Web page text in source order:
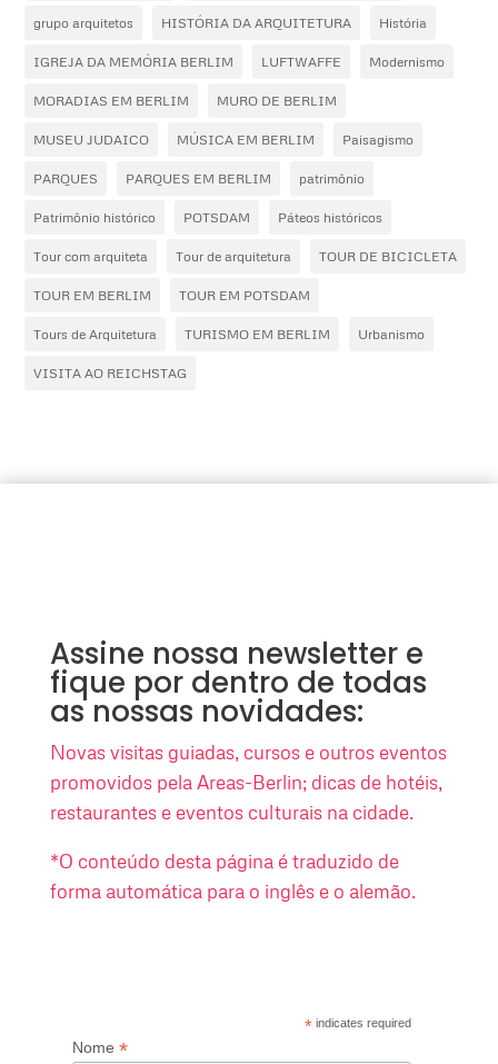
grupo arquitetos HISTÓRIA DA ARQUITETURA História
IGREJA DA MEMÓRIA BERLIM LUFTWAFFE Modernismo
MORADIAS EM BERLIM MURO DE BERLIM
MUSEU JUDAICO MÚSICA EM BERLIM Paisagismo
PARQUES PARQUES EM BERLIM patrimônio
Patrimônio histórico POTSDAM Páteos históricos
Tour com arquiteta Tour de arquitetura TOUR DE BICICLETA
TOUR EM BERLIM TOUR EM POTSDAM
Tours de Arquitetura TURISMO EM BERLIM Urbanismo
VISITA AO REICHSTAG
Assine nossa newsletter e
fique por dentro de todas
as nossas novidades:
Novas visitas guiadas, cursos e outros eventos
promovidos pela Areas-Berlin; dicas de hotéis,
restaurantes e eventos culturais na cidade.
*O conteúdo desta página é traduzido de
forma automática para o inglês e o alemão.
* indicates required
Nome *